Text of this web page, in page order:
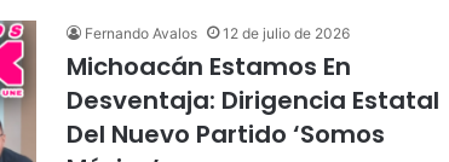
Fernando Avalos 12 de julio de 2026
Michoacán Estamos En
Desventaja: Dirigencia Estatal
Del Nuevo Partido ‘Somos